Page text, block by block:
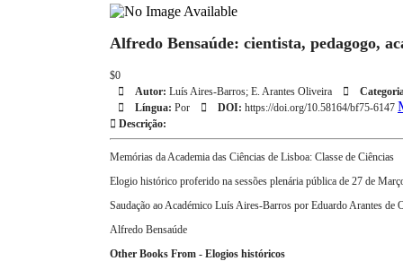
Alfredo Bensaúde: cientista, pedagogo,
$0
Autor: Luís Aires-Barros; E. Arantes Oliveira
Língua: Por DOI: https://doi.org/10.58164/bf75-6147
Descrição:
Memórias da Academia das Ciências de Lisboa: Classe de Ciências
Elogio histórico proferido na sessões plenária pública de 27 de
Saudação ao Académico Luís Aires-Barros por Eduardo Arantes de
Alfredo Bensaúde
Other Books From - Elogios históricos